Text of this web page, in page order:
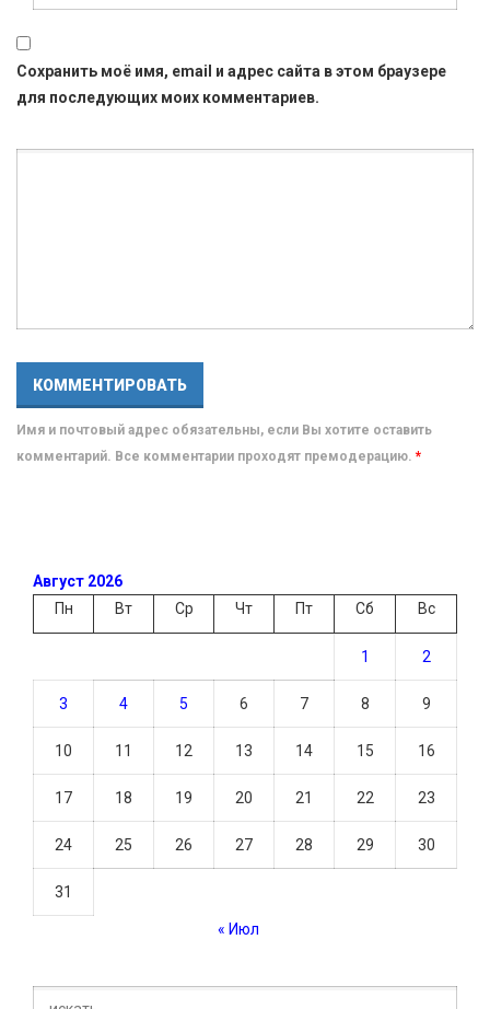
Сохранить моё имя, email и адрес сайта в этом браузере
для последующих моих комментариев.
Имя и почтовый адрес обязательны, если Вы хотите оставить
комментарий. Все комментарии проходят премодерацию. *
Август 2026
Пн
Вт Ср Чт Пт Сб Вс
1 2
3 4 5 6 7 8 9
10 11 12 13 14 15 16
17 18 19 20 21 22 23
24 25 26 27 28 29 30
31
« Июл